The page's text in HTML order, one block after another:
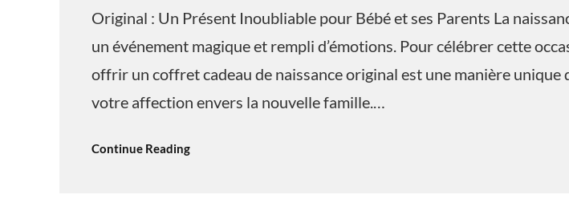
Original : Un Présent Inoubliable pour Bébé et ses Parents La
un événement magique et rempli d’émotions. Pour célébrer cette
offrir un coffret cadeau de naissance original est une manière unique
votre affection envers la nouvelle famille.…
Continue Reading